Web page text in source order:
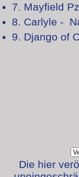
7. Mayfield
8. Carlyle -
9. Django of
Die hier